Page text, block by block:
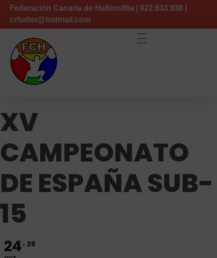
Federación Canaria de Halterofilia | 922.633.938 |
crhalter@hotmail.com
XV
CAMPEONATO
DE ESPAÑA SUB-
15
24 25